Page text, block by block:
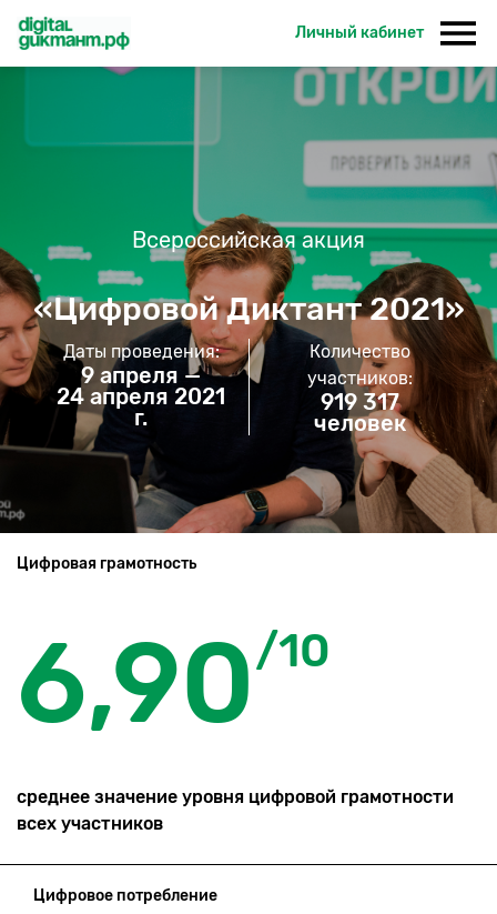
Личный кабинет
Всероссийская акция
«Цифровой Диктант 2021»
Даты проведения:
9 апреля —
24 апреля 2021
г.
Количество
участников:
919 317
человек
Цифровая грамотность
6,90/10
среднее значение уровня цифровой грамотности
всех участников
Цифровое потребление